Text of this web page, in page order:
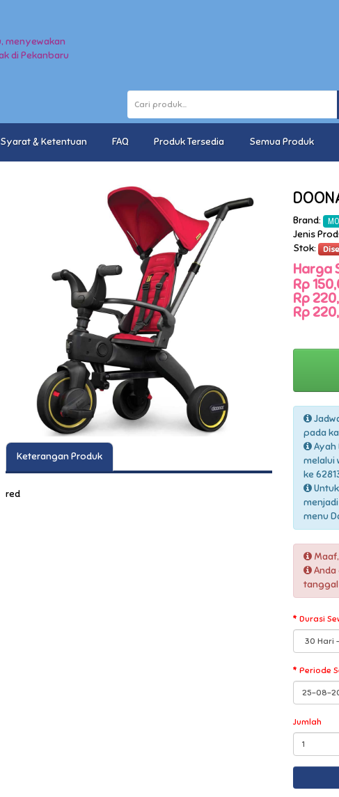
Syarat & Ketentuan FAQ Produk Tersedia Semua Produk
Keterangan Produk
red
Brand:
Jenis
Stok:
Harga
Rp
Rp
Rp
pada
Ayah
melalui
ke
menu
Maaf,
Anda
Durasi
Periode
Jumlah